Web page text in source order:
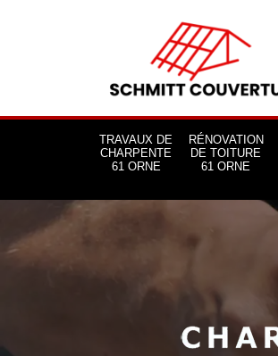
TRAVAUX DE
CHARPENTE
61 ORNE
RÉNOVATION
DE TOITURE
61 ORNE